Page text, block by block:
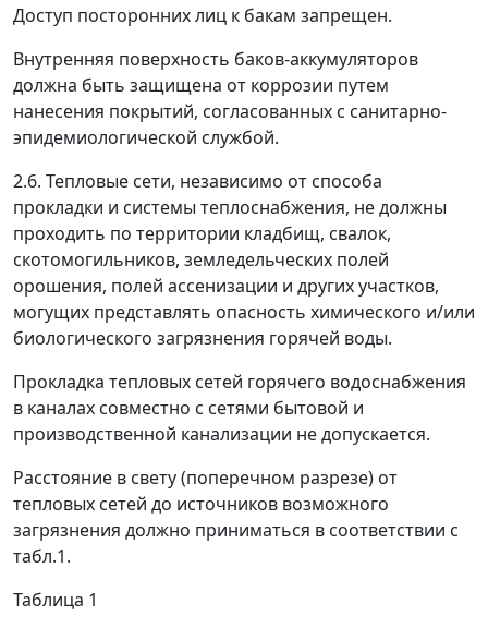
Доступ посторонних лиц к бакам запрещен.
Внутренняя поверхность баков-аккумуляторов
должна быть защищена от коррозии путем
нанесения покрытий, согласованных с санитарно-
эпидемиологической службой.
2.6. Тепловые сети, независимо от способа
прокладки и системы теплоснабжения, не должны
проходить по территории кладбищ, свалок,
скотомогильников, земледельческих полей
орошения, полей ассенизации и других участков,
могущих представлять опасность химического и/или
биологического загрязнения горячей воды.
Прокладка тепловых сетей горячего водоснабжения
в каналах совместно с сетями бытовой и
производственной канализации не допускается.
Расстояние в свету (поперечном разрезе) от
тепловых сетей до источников возможного
загрязнения должно приниматься в соответствии с
табл.1.
Таблица 1